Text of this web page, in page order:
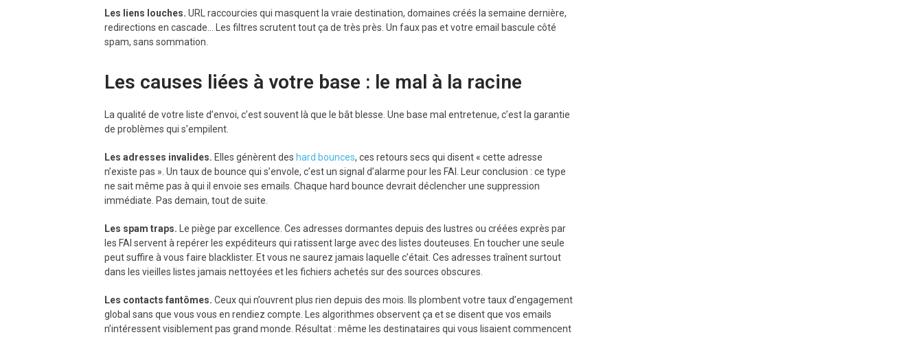
Les liens louches. URL raccourcies qui masquent la vraie destination, domaines créés la semaine dernière,
redirections en cascade… Les filtres scrutent tout ça de très près. Un faux pas et votre email bascule côté
spam, sans sommation.
Les causes liées à votre base : le mal à la racine
La qualité de votre liste d’envoi, c’est souvent là que le bât blesse. Une base mal entretenue, c’est la garantie
de problèmes qui s’empilent.
Les adresses invalides. Elles génèrent des hard bounces, ces retours secs qui disent « cette adresse
n’existe pas ». Un taux de bounce qui s’envole, c’est un signal d’alarme pour les FAI. Leur conclusion : ce type
ne sait même pas à qui il envoie ses emails. Chaque hard bounce devrait déclencher une suppression
immédiate. Pas demain, tout de suite.
Les spam traps. Le piège par excellence. Ces adresses dormantes depuis des lustres ou créées exprès par
les FAI servent à repérer les expéditeurs qui ratissent large avec des listes douteuses. En toucher une seule
peut suffire à vous faire blacklister. Et vous ne saurez jamais laquelle c’était. Ces adresses traînent surtout
dans les vieilles listes jamais nettoyées et les fichiers achetés sur des sources obscures.
Les contacts fantômes. Ceux qui n’ouvrent plus rien depuis des mois. Ils plombent votre taux d’engagement
global sans que vous vous en rendiez compte. Les algorithmes observent ça et se disent que vos emails
n’intéressent visiblement pas grand monde. Résultat : même les destinataires qui vous lisaient commencent